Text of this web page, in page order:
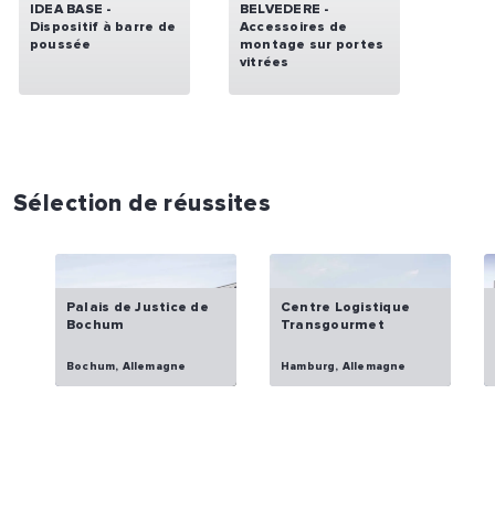
IDEA BASE -
Dispositif à barre de
poussée
BELVEDERE -
Accessoires de
montage sur portes
vitrées
Sélection de réussites
Palais de Justice de
Bochum
Bochum, Allemagne
Centre Logistique
Transgourmet
Hamburg, Allemagne